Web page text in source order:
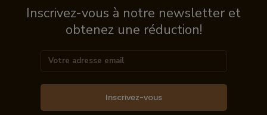
Inscrivez-vous à notre newsletter et
obtenez une réduction!
Inscrivez-vous